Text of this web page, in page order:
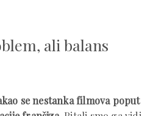
ali balans
se nestanka filmova poput